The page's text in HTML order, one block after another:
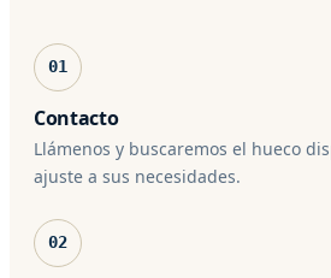
01
Contacto
Llámenos y buscaremos el hueco
ajuste a sus necesidades.
02